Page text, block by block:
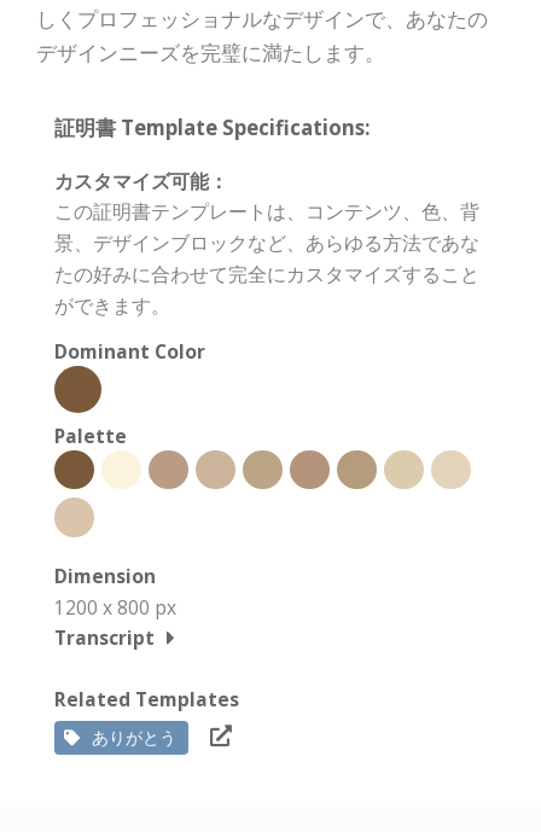
しくプロフェッショナルなデザインで、あなたの
デザインニーズを完璧に満たします。
証明書 Template Specifications:
カスタマイズ可能：
この証明書テンプレートは、コンテンツ、色、背
景、デザインブロックなど、あらゆる方法であな
たの好みに合わせて完全にカスタマイズすること
ができます。
Dominant Color
Palette
Dimension
1200 x 800 px
Transcript
Related Templates
ありがとう